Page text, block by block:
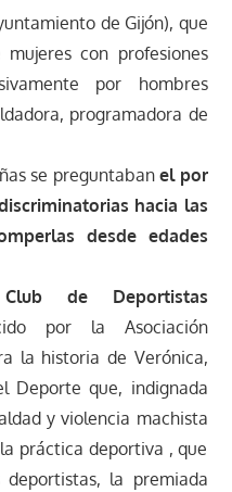
de Gijón), que
con profesiones
por hombres
programadora de
se preguntabanel por
hacia las
desde edades
de Deportistas
por la Asociación
la historia de Verónica,
Deporte que, indignada
y violencia machista
práctica deportiva , que
la premiada